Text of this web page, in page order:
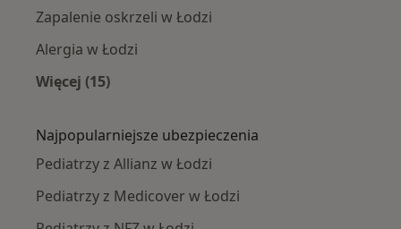
Zapalenie oskrzeli w Łodzi
Alergia w Łodzi
Więcej (15)
Najpopularniejsze ubezpieczenia
Pediatrzy z Allianz w Łodzi
Pediatrzy z Medicover w Łodzi